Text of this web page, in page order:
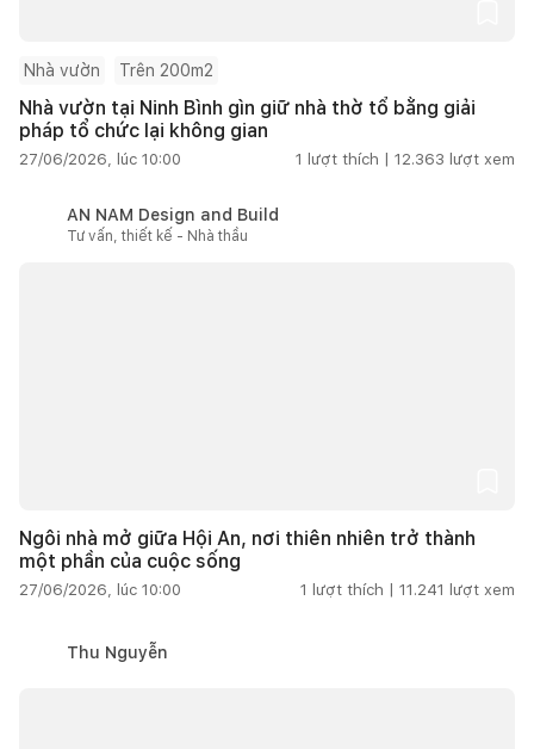
Nhà vườn Trên 200m2
Nhà vườn tại Ninh Bình gìn giữ nhà thờ tổ bằng giải
pháp tổ chức lại không gian
27/06/2026, lúc 10:00 1 lượt thích | 12.363 lượt xem
AN NAM Design and Build
Tư vấn, thiết kế - Nhà thầu
Ngôi nhà mở giữa Hội An, nơi thiên nhiên trở thành
một phần của cuộc sống
27/06/2026, lúc 10:00 1 lượt thích | 11.241 lượt xem
Thu Nguyễn